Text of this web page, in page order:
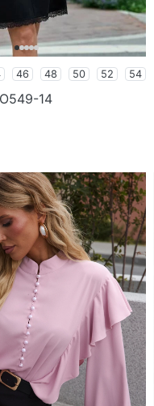
46 48 50 52 54
14